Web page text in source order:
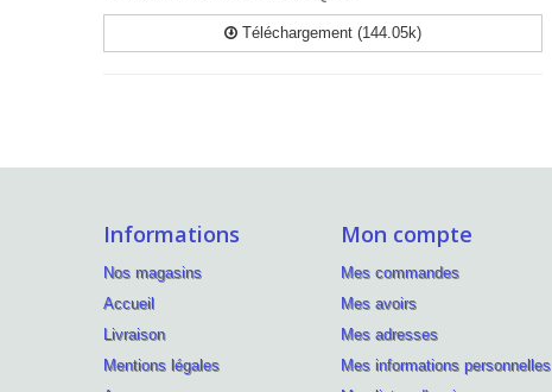
Téléchargement (144.05k)
Informations
Nos magasins
Accueil
Livraison
Mentions légales
Mon compte
Mes commandes
Mes avoirs
Mes adresses
Mes informations personnelles